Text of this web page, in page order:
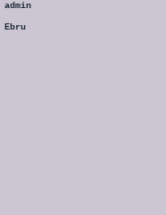
admin
Ebru